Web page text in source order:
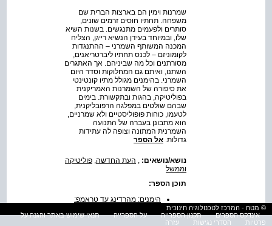
שמרנות וימין הם בארצות הברית שם
משפחה. תחתיו חוסים זרמים שונים,
סותרים ולפעמים מתנגשים. בשנות השיא
שלו, ובמיוחד בעידן הנשיא רייגן, הצליח
המכנה המשותף השמרני – ההתנגדות
לקומוניזם – לכנס תחתיו ליברטריאנים,
מסורתנים וכל מה שביניהם. אך האתגרים
השתנו, ואיתם גם המחלוקות וסדר היום
השמרני. בהימנים מגולל מתיו קונטינטי
את סיפורה של השמרנות האמריקנית
בפוליטיקה, בהגות ובתקשורת. בימים
שבהם שולטים במפלגה הרפובליקנית,
לטעמו, כוחות פופוליסטיים ולא שמרניים,
הוא מתבונן בעברה של התנועה
השמרנית המתונה וצופה לה עתידות
גדולות. אל הספר
נושא/נושאים: העת החדשה פוליטיקה
וממשל
תוכן הספר:
הימנים: מהרדינג עד טראמפ:
בארה"ב
© מטח - המרכז לטכנולוגיה חינוכית
אינדקס הספרים
תקנון הספרייה על הספרייה
תנאי שימוש באתר והגנה על
פרטיות
הסדרי נגישות עזרה